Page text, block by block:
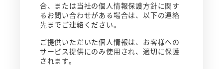
合、または当社の個人情報保護方針に関す
るお問い合わせがある場合は、以下の連絡
先までご連絡ください。
ご提供いただいた個人情報は、お客様への
サービス提供にのみ使用され、適切に保護
されます。